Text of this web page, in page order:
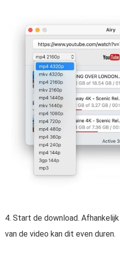
4. Start de download.
van de video kan dit even duren.